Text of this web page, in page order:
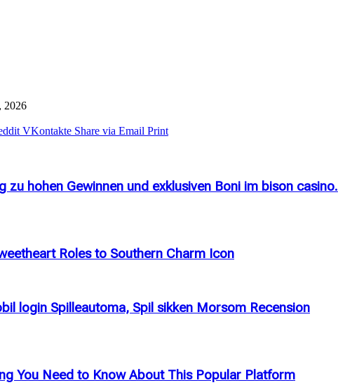
2026
VKontakte Share via Email Print
zu hohen Gewinnen und exklusiven Boni im bison casino.
Roles to Southern Charm Icon
login Spilleautoma, Spil sikken Morsom Recension
You Need to Know About This Popular Platform